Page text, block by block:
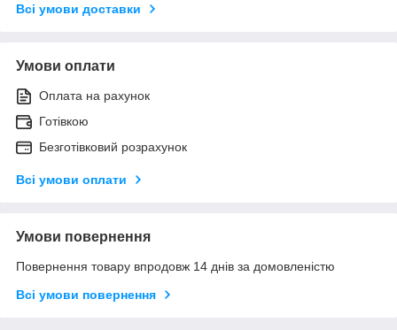
Всі умови доставки
Умови оплати
Оплата на рахунок
Готівкою
Безготівковий розрахунок
Всі умови оплати
Умови повернення
Повернення товару впродовж 14 днів за домовленістю
Всі умови повернення